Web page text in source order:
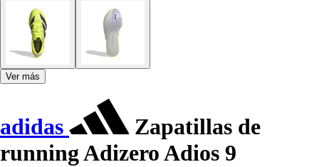
Ver más
adidas
Zapatillas de
running Adizero Adios 9